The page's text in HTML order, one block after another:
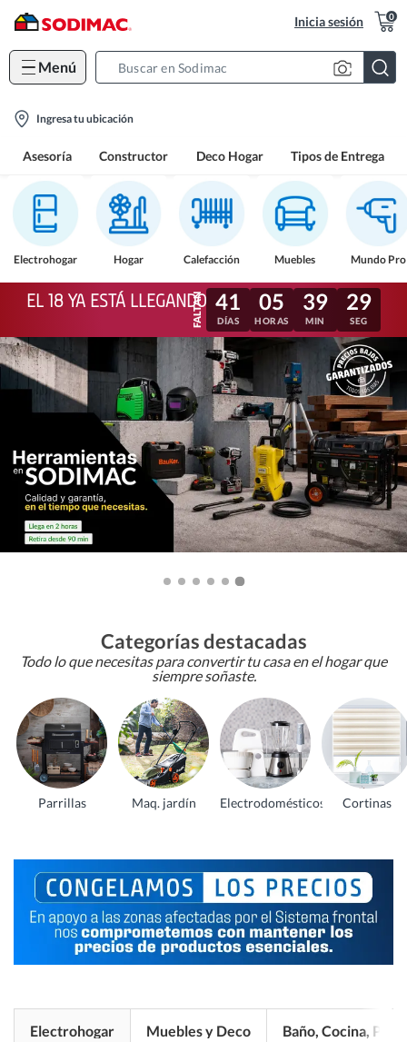
Inicia sesión 0
Menú
location-
Ingresa tu ubicación
Asesoría Constructor Deco Hogar Tipos de Entrega
Electrohogar Hogar Calefacción Muebles Mundo Pro
EL 18 YA ESTÁ LLEGANDO 41
DÍAS
05
HORAS
39
MIN
26
SEG
Categorías destacadas
Todo lo que necesitas para convertir tu casa en el hogar que
siempre soñaste.
Parrillas Maq. jardín Electrodomésticos Cortinas
Electrohogar Muebles y Deco Baño, Cocina, Pisos